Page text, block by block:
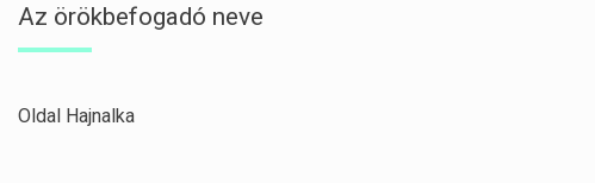
Az örökbefogadó neve
Oldal Hajnalka